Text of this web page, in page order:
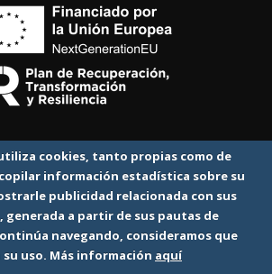
cookies, tanto propias como de
información estadística sobre su
publicidad relacionada con sus
generada a partir de sus pautas de
navegando, consideramos que
su uso. Más información aquí